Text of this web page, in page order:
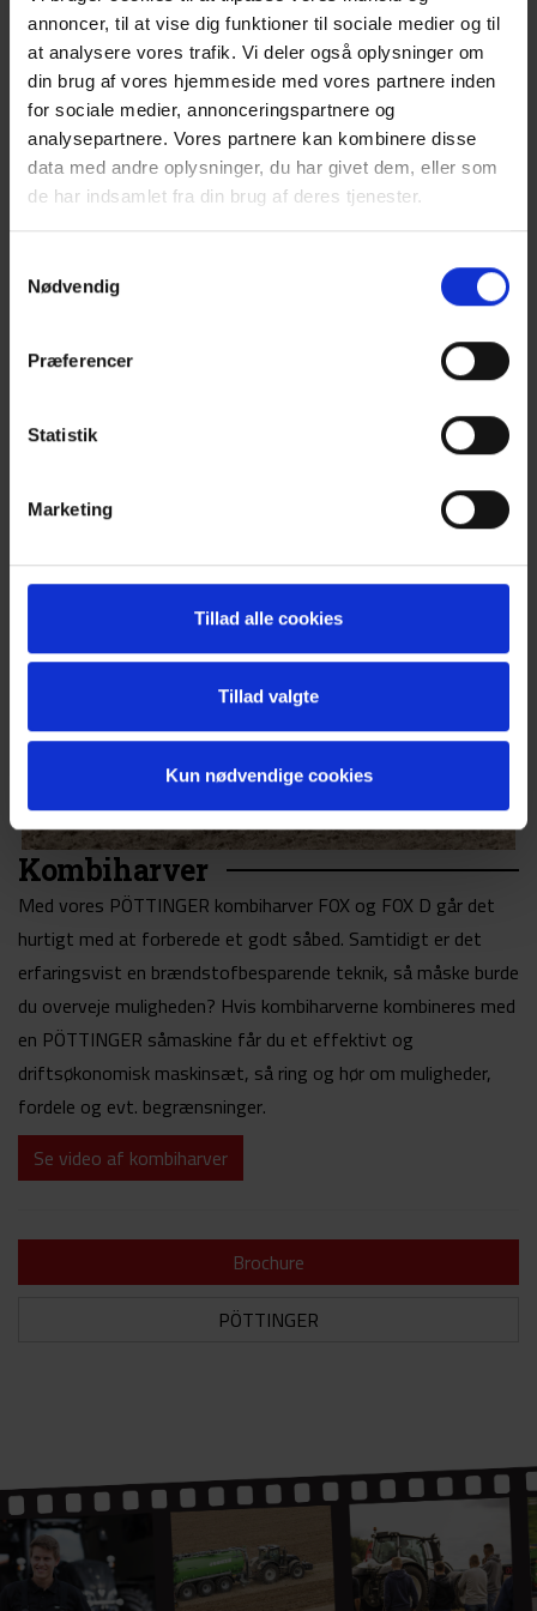
annoncer, til at vise dig funktioner til sociale medier og til
at analysere vores trafik. Vi deler også oplysninger om
din brug af vores hjemmeside med vores partnere inden
for sociale medier, annonceringspartnere og
analysepartnere. Vores partnere kan kombinere disse
data med andre oplysninger, du har givet dem, eller som
de har indsamlet fra din brug af deres tjenester.
Nødvendig
Præferencer
Statistik
Marketing
Tillad alle cookies
Tillad valgte
Kun nødvendige cookies
hjælpe dem godt på vej mod høst, er det vigtigt at sådybde,
udsædsmængde, pakning osv. udføres helt, som driftslederen
ønsker det. Og naturligvis også med færrest muligt
omkostninger. PÖTTINGER leverer et bredt program af
kvalitetsmaskiner - lige fra liftmonterede modeller til
bugserede og luftassisterede maskiner.
Se video af såmaskiner
Kombiharver
Med vores PÖTTINGER kombiharver FOX og FOX D går det
hurtigt med at forberede et godt såbed. Samtidigt er det
erfaringsvist en brændstofbesparende teknik, så måske burde
du overveje muligheden? Hvis kombiharverne kombineres med
en PÖTTINGER såmaskine får du et effektivt og
driftsøkonomisk maskinsæt, så ring og hør om muligheder,
fordele og evt. begrænsninger.
Se video af kombiharver
Brochure
PÖTTINGER